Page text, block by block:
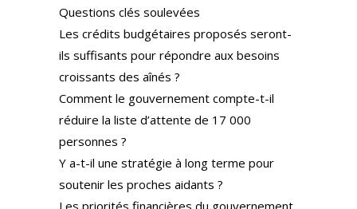
Questions clés soulevées
Les crédits budgétaires proposés seront-
ils suffisants pour répondre aux besoins
croissants des aînés ?
Comment le gouvernement compte-t-il
réduire la liste d’attente de 17 000
personnes ?
Y a-t-il une stratégie à long terme pour
soutenir les proches aidants ?
Les priorités financières du gouvernement